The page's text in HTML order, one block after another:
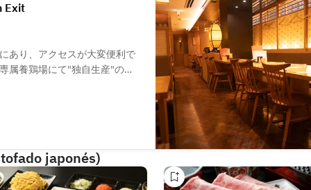
Exit
あり、アクセスが大変便利で
属養鶏場にて"独自生産"の
japonés)